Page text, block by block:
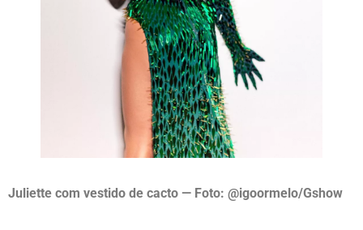
Juliette com vestido de cacto — Foto: @igoormelo/Gshow